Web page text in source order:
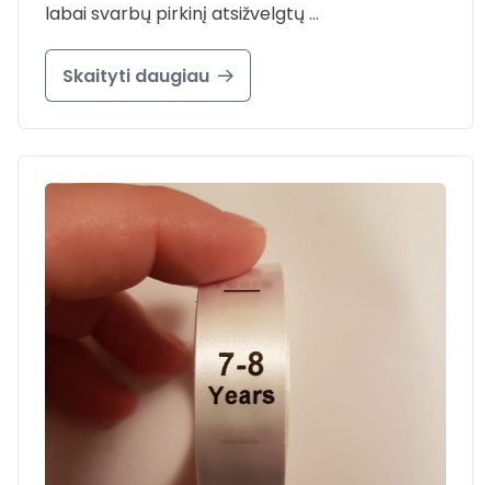
labai svarbų pirkinį atsižvelgtų …
Skaityti daugiau